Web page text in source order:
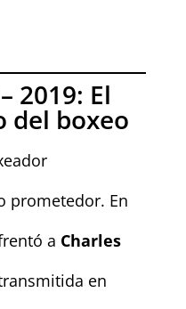
2019: El
del boxeo
prometedor. En
a Charles
en